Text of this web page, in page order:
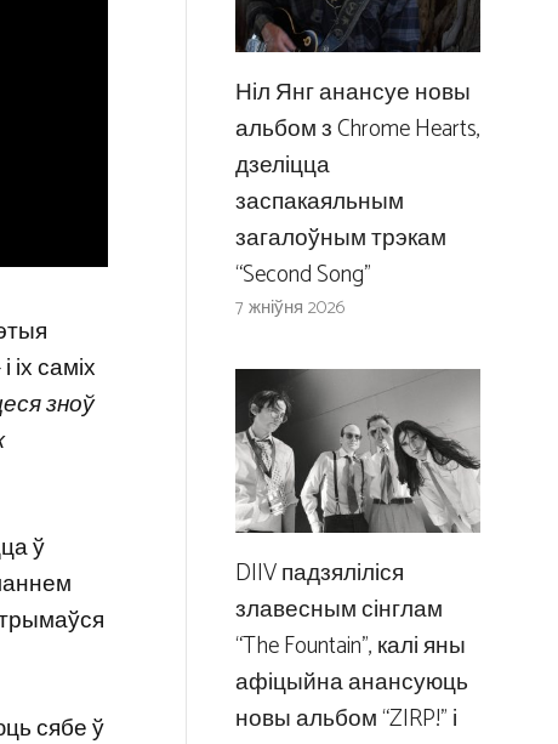
саміх
зноў
ў
сябе ў
Ніл Янг анансуе новы
альбом з Chrome Hearts,
дзеліцца
заспакаяльным
загалоўным трэкам
“Second Song”
7 жніўня 2026
DIIV падзяліліся
злавесным сінглам
“The Fountain”, калі яны
афіцыйна анансуюць
новы альбом “ZIRP!” і